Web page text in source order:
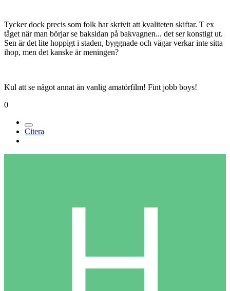
Tycker dock precis som folk har skrivit att kvaliteten skiftar. T ex
tåget när man börjar se baksidan på bakvagnen... det ser konstigt ut.
Sen är det lite hoppigt i staden, byggnade och vägar verkar inte sitta
ihop, men det kanske är meningen?
Kul att se något annat än vanlig amatörfilm! Fint jobb boys!
0
Citera